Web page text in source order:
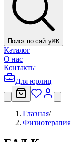
Поиск по сайту⌘K
Каталог
О нас
Контакты
Для юрлиц
Главная/
Физиотерапия